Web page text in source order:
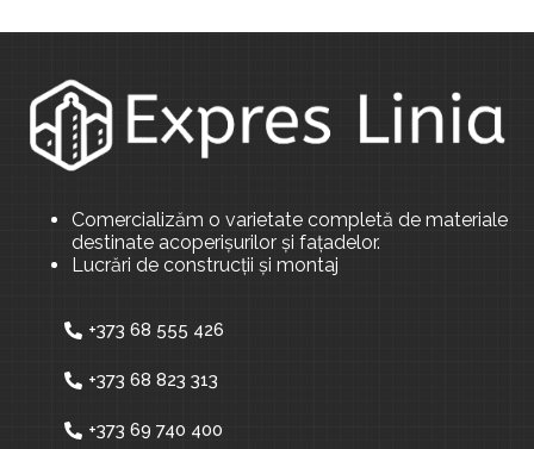
Comercializăm o varietate completă de materiale
destinate acoperișurilor și fațadelor.
Lucrări de construcții și montaj
+373 68 555 426
+373 68 823 313
+373 69 740 400